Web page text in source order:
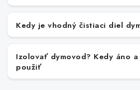
Kedy je vhodný čistiaci diel
Izolovať dymovod? Kedy áno
použiť